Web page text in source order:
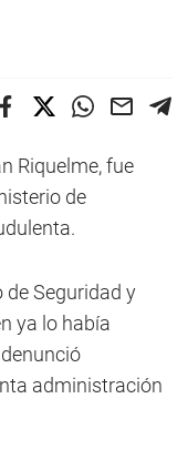
Riquelme, fue
de
de Seguridad y
ya lo había
administración